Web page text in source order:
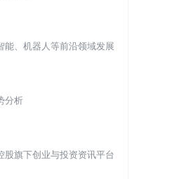
能、机器人等前沿领域发展
分析
股旗下创业与投资资讯平台